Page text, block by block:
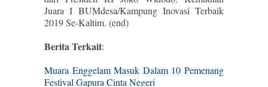
Juara I BUMdesa/Kampung Inovasi Terbaik
2019 Se-Kaltim. (end)
Berita Terkait:
Muara Enggelam Masuk Dalam 10 Pemenang
Festival Gapura Cinta Negeri